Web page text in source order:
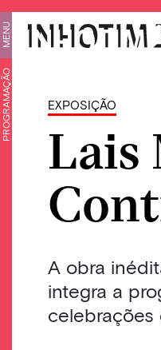
MENU
PROGRAMAÇÃO EXPOSIÇÃO
Lais
A obra
integra a